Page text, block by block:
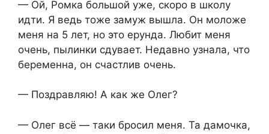
— Ой, Ромка большой уже, скоро в школу
идти. Я ведь тоже замуж вышла. Он моложе
меня на 5 лет, но это ерунда. Любит меня
очень, пылинки сдувает. Недавно узнала, что
беременна, он счастлив очень.
— Поздравляю! А как же Олег?
— Олег всё — таки бросил меня. Та дамочка,